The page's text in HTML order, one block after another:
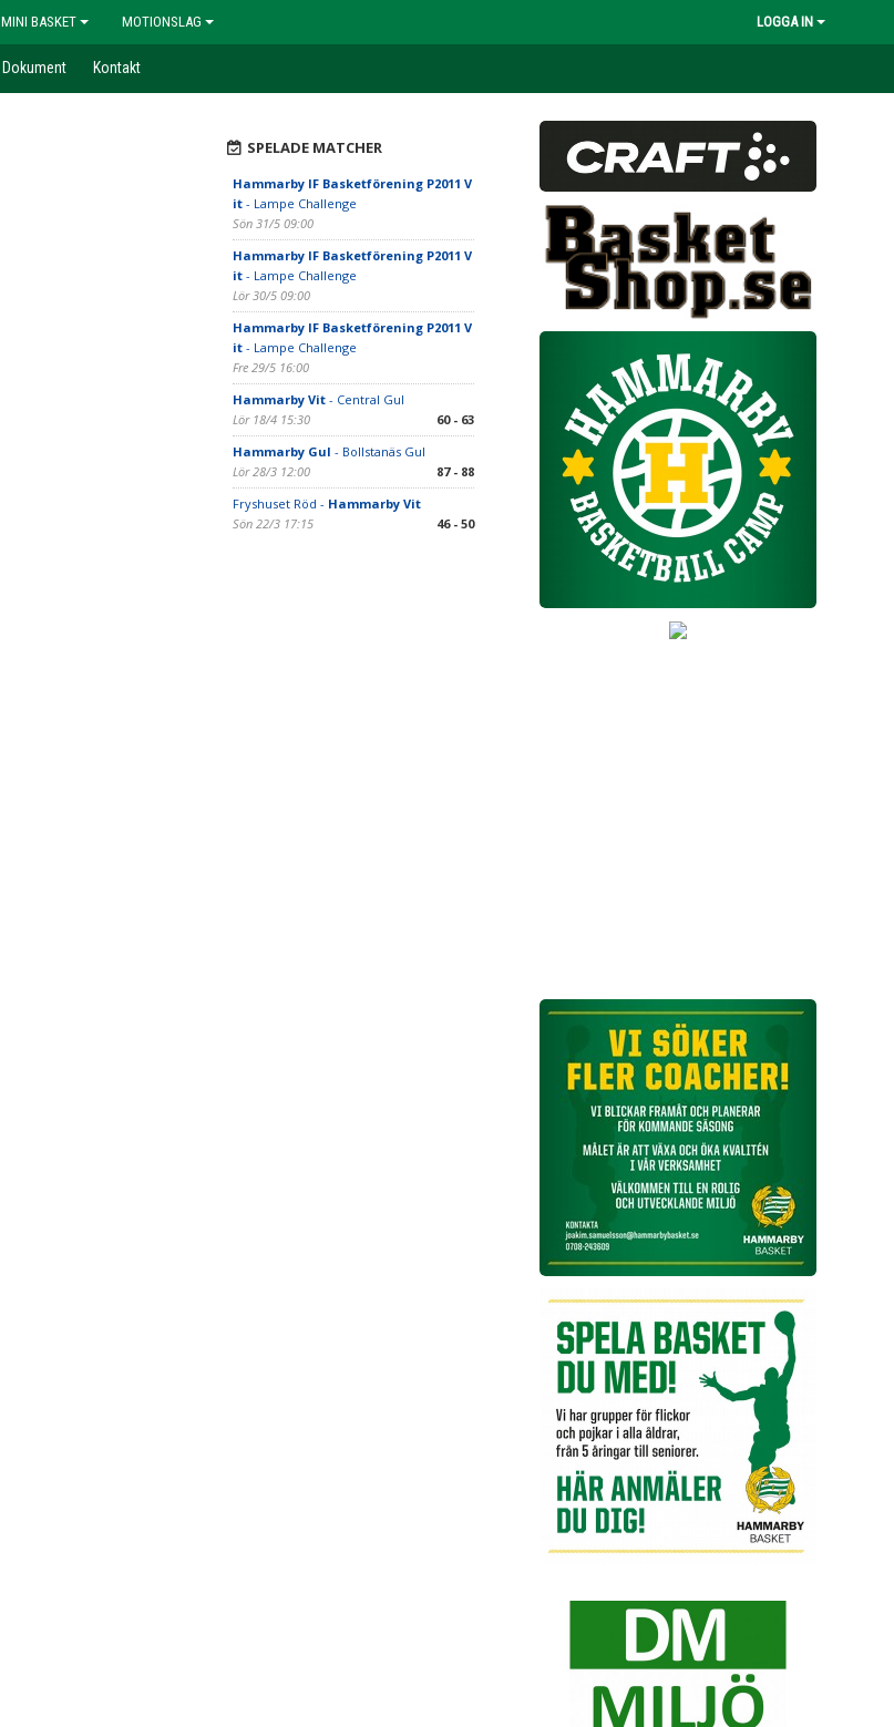
MINI BASKET MOTIONSLAG LOGGA IN
Dokument Kontakt
SPELADE MATCHER
Hammarby IF Basketförening P2011 V
it- Lampe Challenge
Sön 31/5 09:00
Hammarby IF Basketförening P2011 V
it- Lampe Challenge
Lör 30/5 09:00
Hammarby IF Basketförening P2011 V
it- Lampe Challenge
Fre 29/5 16:00
Hammarby Vit- Central Gul
Lör 18/4 15:30
60 - 63
Hammarby Gul - Bollstanäs Gul
Lör 28/3 12:00
87 - 88
Fryshuset Röd - Hammarby Vit
Sön 22/3 17:15
46 - 50